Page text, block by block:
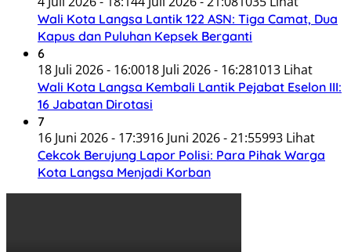
Wali Kota Langsa Lantik 122 ASN: Tiga Camat, Dua
Kapus dan Puluhan Kepsek Berganti
6
18 Juli 2026 - 16:0018 Juli 2026 - 16:281013 Lihat
Wali Kota Langsa Kembali Lantik Pejabat Eselon III:
16 Jabatan Dirotasi
7
16 Juni 2026 - 17:3916 Juni 2026 - 21:55993 Lihat
Cekcok Berujung Lapor Polisi: Para Pihak Warga
Kota Langsa Menjadi Korban